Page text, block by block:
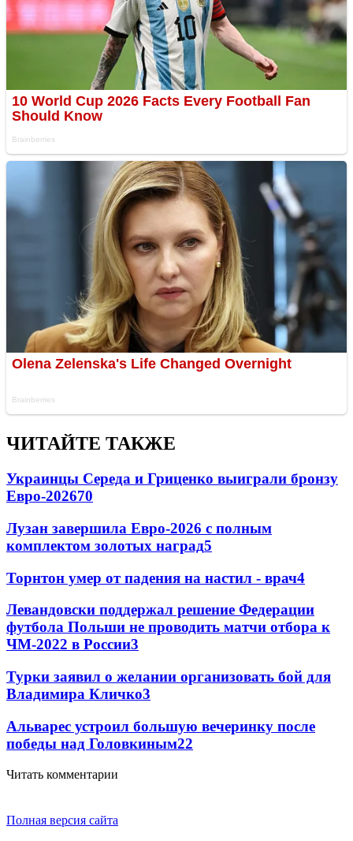
ЧИТАЙТЕ ТАКЖЕ
Украинцы Середа и Гриценко выиграли бронзу
Евро-202670
Лузан завершила Евро-2026 с полным
комплектом золотых наград5
Торнтон умер от падения на настил - врач4
Левандовски поддержал решение Федерации
футбола Польши не проводить матчи отбора к
ЧМ-2022 в России3
Турки заявил о желании организовать бой для
Владимира Кличко3
Альварес устроил большую вечеринку после
победы над Головкиным22
Читать комментарии
Полная версия сайта